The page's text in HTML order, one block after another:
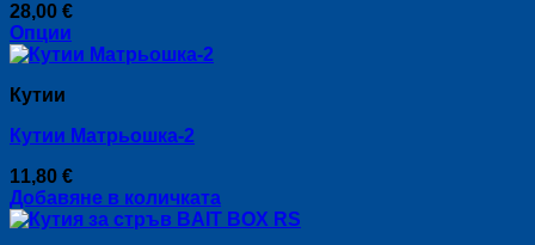
28,00 €
Опции
This
has
variants.
options
may
be
Кутии
Кутии Матрьошка-2
11,80 €
Добавяне в количката